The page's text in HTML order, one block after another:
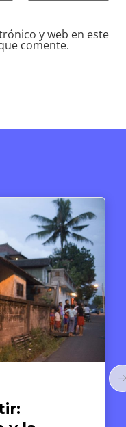
y web en este
comente.